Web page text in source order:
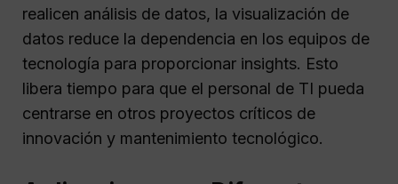
realicen análisis de datos, la visualización de
datos reduce la dependencia en los equipos de
tecnología para proporcionar insights. Esto
libera tiempo para que el personal de TI pueda
centrarse en otros proyectos críticos de
innovación y mantenimiento tecnológico.